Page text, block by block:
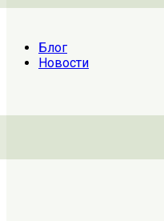
Блог
Новости